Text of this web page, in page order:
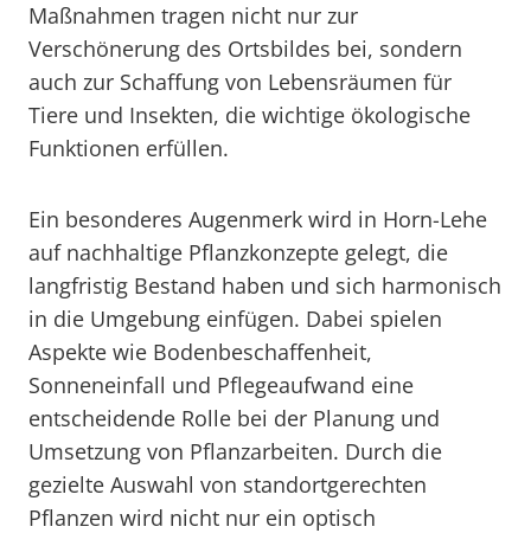
Maßnahmen tragen nicht nur zur
Verschönerung des Ortsbildes bei, sondern
auch zur Schaffung von Lebensräumen für
Tiere und Insekten, die wichtige ökologische
Funktionen erfüllen.
Ein besonderes Augenmerk wird in Horn-Lehe
auf nachhaltige Pflanzkonzepte gelegt, die
langfristig Bestand haben und sich harmonisch
in die Umgebung einfügen. Dabei spielen
Aspekte wie Bodenbeschaffenheit,
Sonneneinfall und Pflegeaufwand eine
entscheidende Rolle bei der Planung und
Umsetzung von Pflanzarbeiten. Durch die
gezielte Auswahl von standortgerechten
Pflanzen wird nicht nur ein optisch